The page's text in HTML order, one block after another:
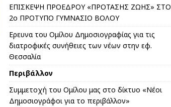
ΕΠΙΣΚΕΨΗ ΠΡΟΕΔΡΟΥ «ΠΡΟΤΑΣΗΣ ΖΩΗΣ» ΣΤΟ
2o ΠΡΟΤΥΠΟ ΓΥΜΝΑΣΙΟ ΒΟΛΟΥ
Ερευνα του Ομίλου Δημοσιογραφίας για τις
διατροφικές συνήθειες των νέων στην εφ.
Θεσσαλία
Περιβάλλον
Συμμετοχή του Ομίλου μας στο δίκτυο «Νέοι
Δημοσιογράφοι για το περιβάλλον»